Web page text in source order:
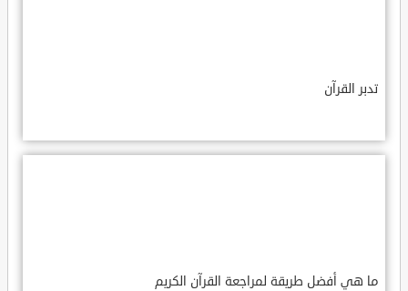
تدبر القرآن
ما هي أفضل طريقة لمراجعة القرآن الكريم